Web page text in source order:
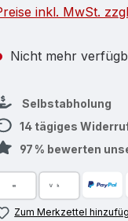
inkl. MwSt.
Nicht mehr
Selbstabholung
14 tägiges
97 % bewerten
Zum Merkzettel